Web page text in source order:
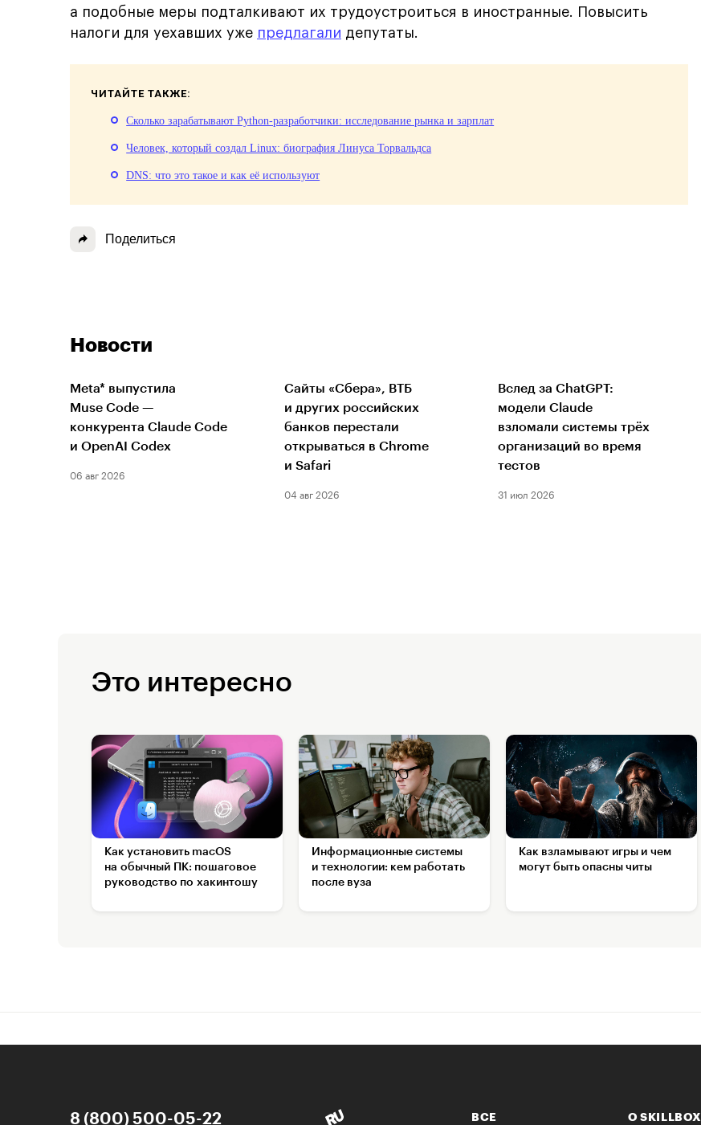
а подобные меры подталкивают их трудоустроиться в иностранные. Повысить
налоги для уехавших уже предлагали депутаты.
ЧИТАЙТЕ ТАКЖЕ:
Сколько зарабатывают Python-разработчики: исследование рынка и зарплат
Человек, который создал Linux: биография Линуса Торвальдса
DNS: что это такое и как её используют
Поделиться
Новости
Meta* выпустила
Muse Code —
конкурента Claude Code
и OpenAI Codex
06 авг 2026
Сайты «Сбера», ВТБ
и других российских
банков перестали
открываться в Chrome
и Safari
04 авг 2026
Вслед за ChatGPT:
модели Claude
взломали системы трёх
организаций во время
тестов
31 июл 2026
Это интересно
Как установить macOS
на обычный ПК: пошаговое
руководство по хакинтошу
Информационные системы
и технологии: кем работать
после вуза
Как взламывают игры и чем
могут быть опасны читы
8 (800) 500-05-22 ВСЕ О SKILLBOX